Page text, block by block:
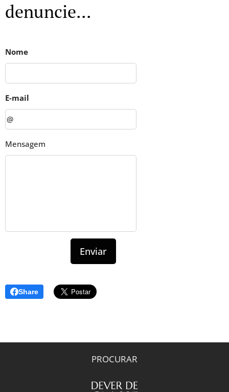
denuncie...
Nome
E-mail
Mensagem
Enviar
Share
PROCURAR